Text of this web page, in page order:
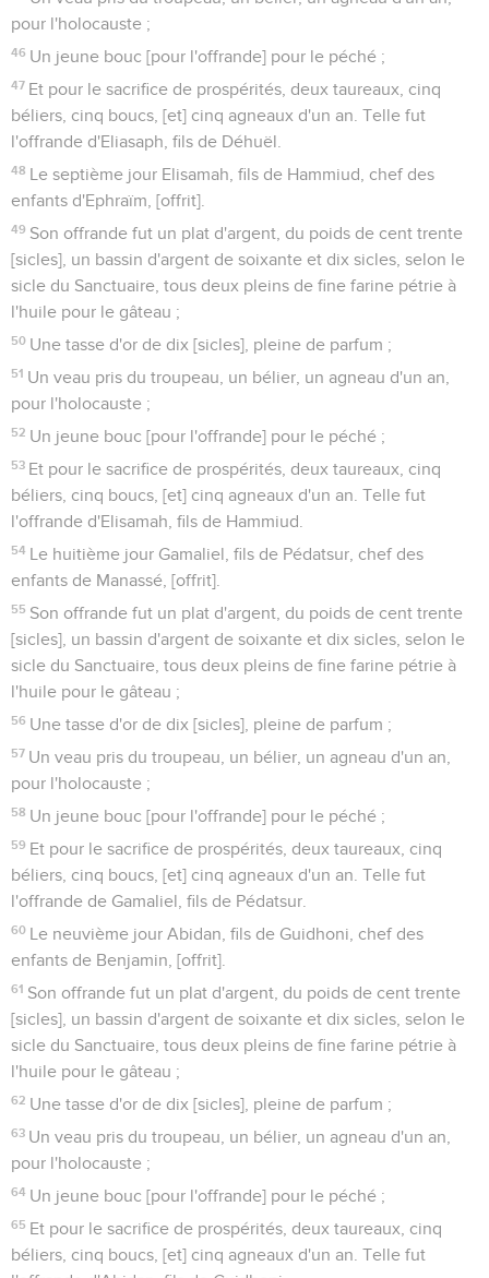
pour l'holocauste ;
46 Un jeune bouc [pour l'offrande] pour le péché ;
47 Et pour le sacrifice de prospérités, deux taureaux, cinq
béliers, cinq boucs, [et] cinq agneaux d'un an. Telle fut
l'offrande d'Eliasaph, fils de Déhuël.
48 Le septième jour Elisamah, fils de Hammiud, chef des
enfants d'Ephraïm, [offrit].
49 Son offrande fut un plat d'argent, du poids de cent trente
[sicles], un bassin d'argent de soixante et dix sicles, selon le
sicle du Sanctuaire, tous deux pleins de fine farine pétrie à
l'huile pour le gâteau ;
50 Une tasse d'or de dix [sicles], pleine de parfum ;
51 Un veau pris du troupeau, un bélier, un agneau d'un an,
pour l'holocauste ;
52 Un jeune bouc [pour l'offrande] pour le péché ;
53 Et pour le sacrifice de prospérités, deux taureaux, cinq
béliers, cinq boucs, [et] cinq agneaux d'un an. Telle fut
l'offrande d'Elisamah, fils de Hammiud.
54 Le huitième jour Gamaliel, fils de Pédatsur, chef des
enfants de Manassé, [offrit].
55 Son offrande fut un plat d'argent, du poids de cent trente
[sicles], un bassin d'argent de soixante et dix sicles, selon le
sicle du Sanctuaire, tous deux pleins de fine farine pétrie à
l'huile pour le gâteau ;
56 Une tasse d'or de dix [sicles], pleine de parfum ;
57 Un veau pris du troupeau, un bélier, un agneau d'un an,
pour l'holocauste ;
58 Un jeune bouc [pour l'offrande] pour le péché ;
59 Et pour le sacrifice de prospérités, deux taureaux, cinq
béliers, cinq boucs, [et] cinq agneaux d'un an. Telle fut
l'offrande de Gamaliel, fils de Pédatsur.
60 Le neuvième jour Abidan, fils de Guidhoni, chef des
enfants de Benjamin, [offrit].
61 Son offrande fut un plat d'argent, du poids de cent trente
[sicles], un bassin d'argent de soixante et dix sicles, selon le
sicle du Sanctuaire, tous deux pleins de fine farine pétrie à
l'huile pour le gâteau ;
62 Une tasse d'or de dix [sicles], pleine de parfum ;
63 Un veau pris du troupeau, un bélier, un agneau d'un an,
pour l'holocauste ;
64 Un jeune bouc [pour l'offrande] pour le péché ;
65 Et pour le sacrifice de prospérités, deux taureaux, cinq
béliers, cinq boucs, [et] cinq agneaux d'un an. Telle fut